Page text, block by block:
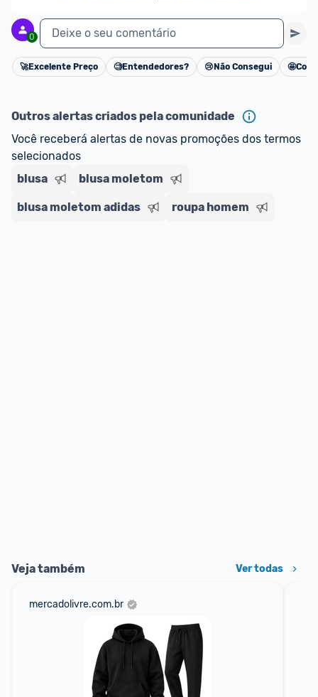
0 Deixe o seu comentário
Cancelar
🚀Excelente Preço 🧐Entendedores? 😢 Não Consegui 🤩
Outros alertas criados pela comunidade
Você receberá alertas de novas promoções dos termos
selecionados
blusa
blusa moletom
blusa moletom adidas roupa homem
Veja também Ver todas
mercadolivre.com.br